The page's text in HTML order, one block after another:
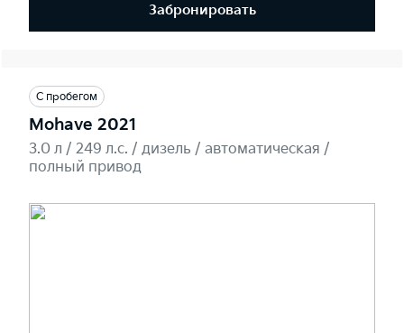
Забронировать
С пробегом
Mohave 2021
3.0 л / 249 л.c. / дизель / автоматическая /
полный привод